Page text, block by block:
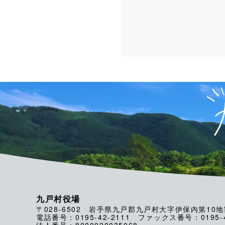
九戸村役場
〒028-6502 岩手県九戸郡九戸村大字伊保内第10
電話番号：0195-42-2111 ファックス番号：